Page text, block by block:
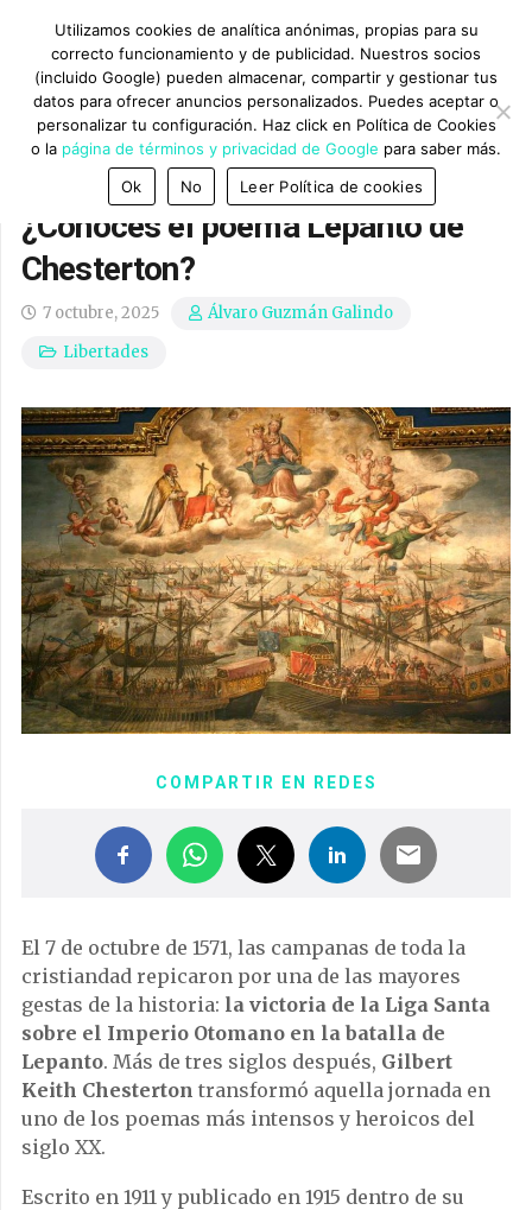
¿Conoces el poema Lepanto de
Chesterton?
7 octubre, 2025
Álvaro Guzmán Galindo
Libertades
COMPARTIR EN REDES
El 7 de octubre de 1571, las campanas de toda la
cristiandad repicaron por una de las mayores
gestas de la historia: la victoria de la Liga Santa
sobre el Imperio Otomano en la batalla de
Lepanto. Más de tres siglos después, Gilbert
Keith Chesterton transformó aquella jornada en
uno de los poemas más intensos y heroicos del
siglo XX.
Escrito en 1911 y publicado en 1915 dentro de su
Utilizamos cookies de analítica anónimas, propias para su
correcto funcionamiento y de publicidad. Nuestros socios
(incluido Google) pueden almacenar, compartir y gestionar tus
datos para ofrecer anuncios personalizados. Puedes aceptar o
personalizar tu configuración. Haz click en Política de Cookies
o la página de términos y privacidad de Google para saber más.
Ok
No Leer Política de cookies